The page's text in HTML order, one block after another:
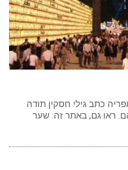
כתב גילי חסקין תודה
ראו גם, באתר זה: שער